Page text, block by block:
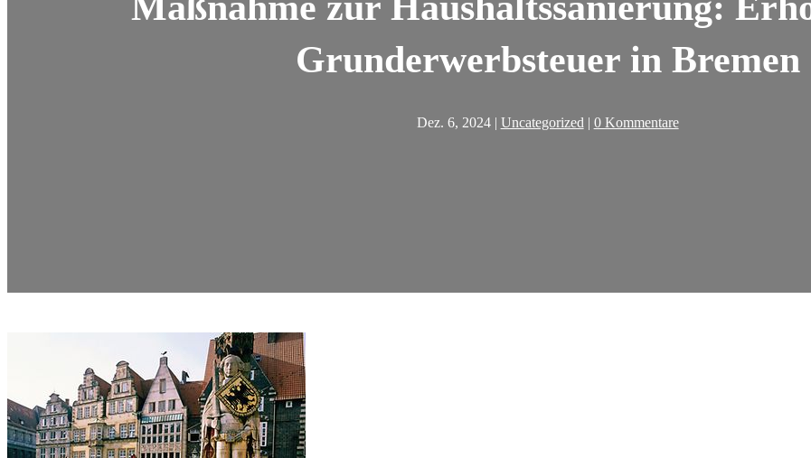
Grunderwerbsteuer in Bremen
Dez. 6, 2024| Uncategorized| 0 Kommentare